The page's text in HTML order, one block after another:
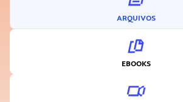
ARQUIVOS
EBOOKS